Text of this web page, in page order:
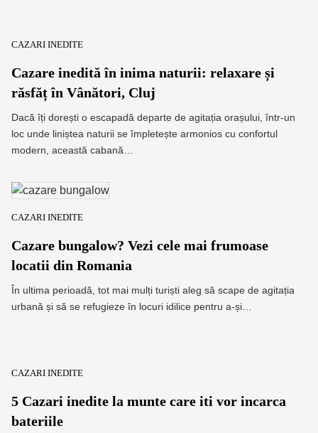
CAZARI INEDITE
Cazare inedită în inima naturii: relaxare și
răsfăț în Vânători, Cluj
Dacă îți dorești o escapadă departe de agitația orașului, într-un
loc unde liniștea naturii se împletește armonios cu confortul
modern, această cabană…
CAZARI INEDITE
Cazare bungalow? Vezi cele mai frumoase
locatii din Romania
În ultima perioadă, tot mai mulți turiști aleg să scape de agitația
urbană și să se refugieze în locuri idilice pentru a-și…
CAZARI INEDITE
5 Cazari inedite la munte care iti vor incarca
bateriile